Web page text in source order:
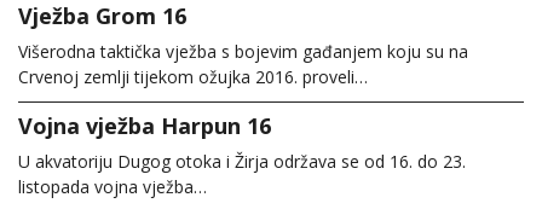
Vježba Grom 16
Višerodna taktička vježba s bojevim gađanjem koju su na
Crvenoj zemlji tijekom ožujka 2016. proveli…
Vojna vježba Harpun 16
U akvatoriju Dugog otoka i Žirja održava se od 16. do 23.
listopada vojna vježba…